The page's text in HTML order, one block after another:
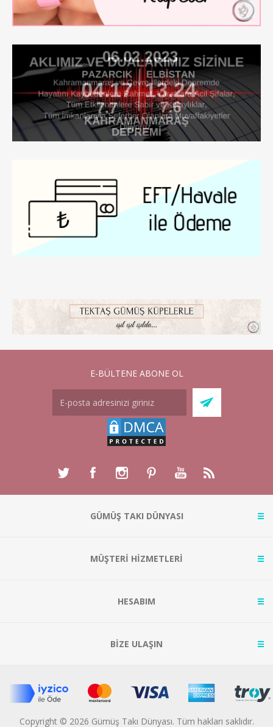
E-BÜLTENE ABONE OL
GÜMÜŞ TAKI DÜNYASI
MÜŞTERİ HİZMETLERİ
HESABIM
BİZE ULAŞIN
Copyright © 2026 Gümüş Takı Dünyası. Tüm hakları saklıdır.